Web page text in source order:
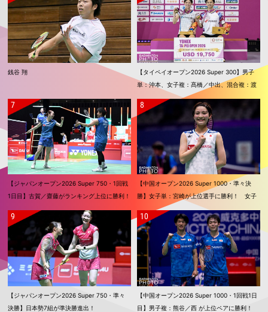
銭谷 翔
【タイペイオープン2026 Super 300】男子
単：沖本、女子複：髙橋／中出、混合複：渡
辺／田口が優勝！！
【ジャパンオープン2026 Super 750・1回戦
1日目】古賀／齋藤がランキング上位に勝利！
奈良岡、奥原、渡辺／田口も2回戦進出
【中国オープン2026 Super 1000・準々決
勝】女子単：宮崎が上位選手に勝利！ 女子
単：山口、女子複：福島／松本も準決勝進出
【ジャパンオープン2026 Super 750・準々
決勝】日本勢7組が準決勝進出！
【中国オープン2026 Super 1000・1回戦1日
目】男子複：熊谷／西 が上位ペアに勝利！